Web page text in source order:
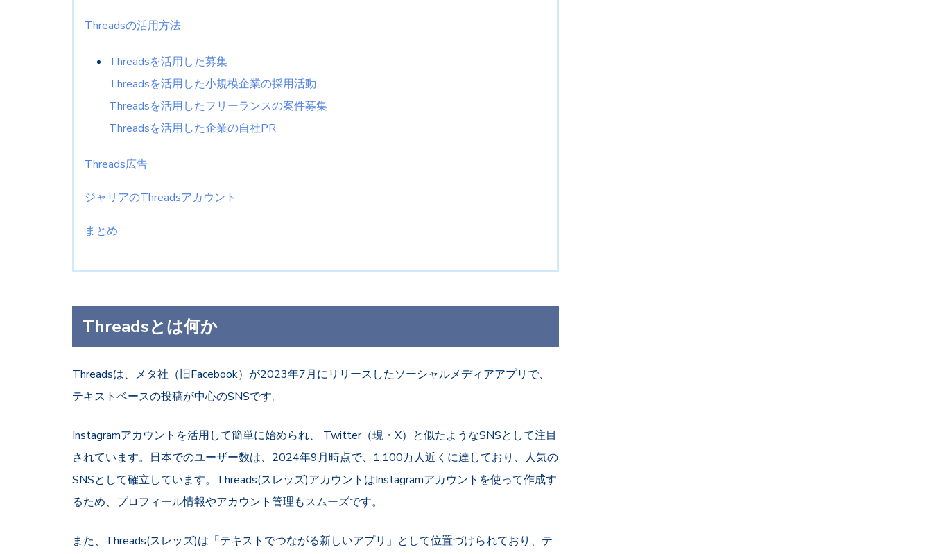
Threadsの活用方法
Threadsを活用した募集
Threadsを活用した小規模企業の採用活動
Threadsを活用したフリーランスの案件募集
Threadsを活用した企業の自社PR
Threads広告
ジャリアのThreadsアカウント
まとめ
Threadsとは何か
Threadsは、メタ社（旧Facebook）が2023年7月にリリースしたソーシャルメディアアプリで、
テキストベースの投稿が中心のSNSです。
Instagramアカウントを活用して簡単に始められ、 Twitter（現・X）と似たようなSNSとして注目
されています。日本でのユーザー数は、2024年9月時点で、1,100万人近くに達しており、人気の
SNSとして確立しています。Threads(スレッズ)アカウントはInstagramアカウントを使って作成す
るため、プロフィール情報やアカウント管理もスムーズです。
また、Threads(スレッズ)は「テキストでつながる新しいアプリ」として位置づけられており、テ